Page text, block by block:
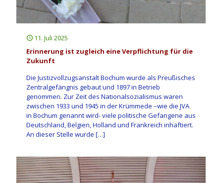
11. Juli 2025
Erinnerung ist zugleich eine Verpflichtung für die
Zukunft
Die Justizvollzugsanstalt Bochum wurde als Preußisches
Zentralgefängnis gebaut und 1897 in Betrieb
genommen. Zur Zeit des Nationalsozialismus waren
zwischen 1933 und 1945 in der Krümmede –wie die JVA
in Bochum genannt wird- viele politische Gefangene aus
Deutschland, Belgien, Holland und Frankreich inhaftiert.
An dieser Stelle wurde […]